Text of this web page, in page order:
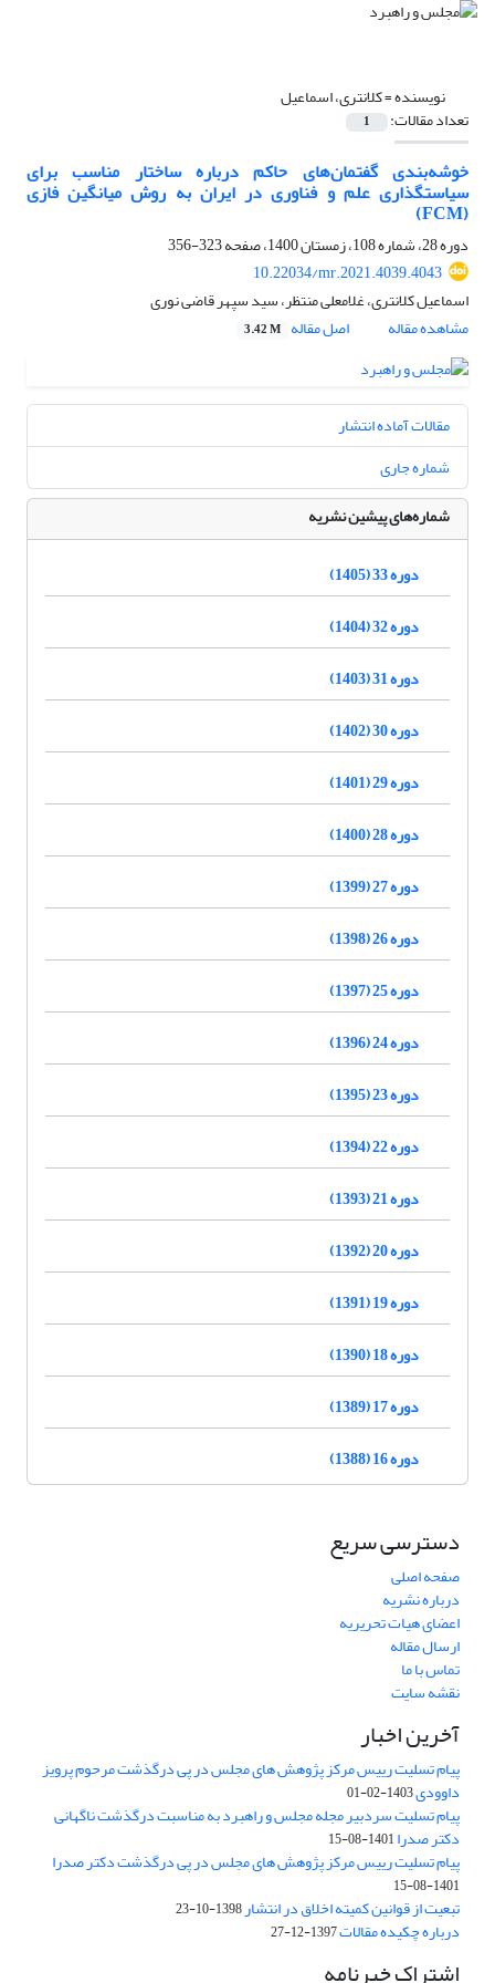
نویسنده =کلانتری، اسماعیل
تعداد مقالات: 1
خوشه‌بندی گفتمان‌های حاکم درباره ساختار مناسب برای
سیاستگذاری علم و فناوری در ایران به روش میانگین فازی
(FCM)
دوره 28، شماره 108، زمستان 1400، صفحه
323-356
10.22034/mr.2021.4039.4043
اسماعیل کلانتری، غلامعلی منتظر، سید سپهر قاضی نوری
مشاهده مقاله
اصل مقاله 3.42 M
مقالات آماده انتشار
شماره جاری
شماره‌های پیشین نشریه
دوره 33 (1405)
دوره 32 (1404)
دوره 31 (1403)
دوره 30 (1402)
دوره 29 (1401)
دوره 28 (1400)
دوره 27 (1399)
دوره 26 (1398)
دوره 25 (1397)
دوره 24 (1396)
دوره 23 (1395)
دوره 22 (1394)
دوره 21 (1393)
دوره 20 (1392)
دوره 19 (1391)
دوره 18 (1390)
دوره 17 (1389)
دوره 16 (1388)
دسترسی سریع
صفحه اصلی
درباره نشریه
اعضای هیات تحریریه
ارسال مقاله
تماس با ما
نقشه سایت
آخرین اخبار
پیام تسلیت رییس مرکز پژوهش های مجلس در پی درگذشت مرحوم پرویز
داوودی1403-02-01
پیام تسلیت سردبیر مجله مجلس و راهبرد به مناسبت درگذشت ناگهانی
دکتر صدرا1401-08-15
پیام تسلیت رییس مرکز پژوهش های مجلس در پی درگذشت دکتر صدرا
1401-08-15
تبعیت از قوانین کمیته اخلاق در انتشار1398-10-23
درباره چکیده مقالات1397-12-27
اشتراک خبرنامه